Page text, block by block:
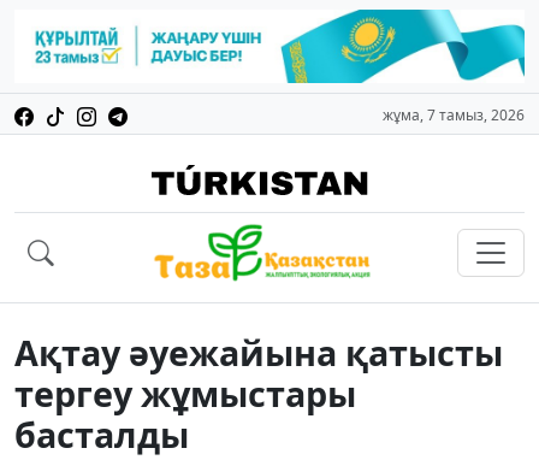
жұма, 7 тамыз, 2026
Ақтау әуежайына қатысты
тергеу жұмыстары
басталды